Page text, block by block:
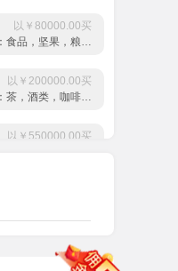
以￥80000.00买
华南地区，类目开通：食品，坚果，粮油米面...
以￥200000.00买
华东地区，类目开通：茶，酒类，咖啡麦片...
以￥550000.00买
以￥500000.00买
华南地区，类目开通：图书音像，数字阅读，杂志...